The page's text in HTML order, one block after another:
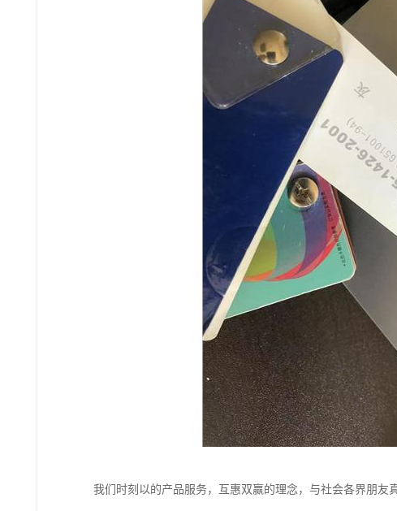
我们时刻以的产品服务，互惠双赢的理念，与社会各界朋友